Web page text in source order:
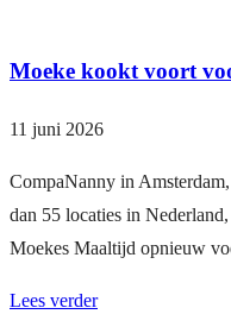
Moeke kookt voort
11 juni 2026
CompaNanny in
dan 55 locaties in
Moekes Maaltijd opnieuw
Lees verder